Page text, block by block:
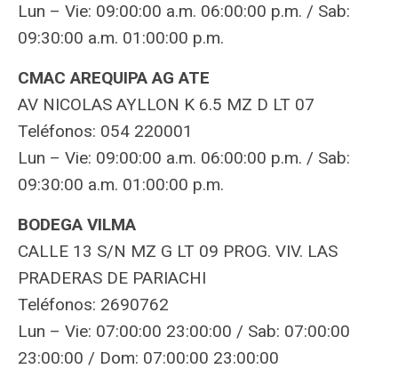
Lun – Vie: 09:00:00 a.m. 06:00:00 p.m. / Sab:
09:30:00 a.m. 01:00:00 p.m.
CMAC AREQUIPA AG ATE
AV NICOLAS AYLLON K 6.5 MZ D LT 07
Teléfonos: 054 220001
Lun – Vie: 09:00:00 a.m. 06:00:00 p.m. / Sab:
09:30:00 a.m. 01:00:00 p.m.
BODEGA VILMA
CALLE 13 S/N MZ G LT 09 PROG. VIV. LAS
PRADERAS DE PARIACHI
Teléfonos: 2690762
Lun – Vie: 07:00:00 23:00:00 / Sab: 07:00:00
23:00:00 / Dom: 07:00:00 23:00:00